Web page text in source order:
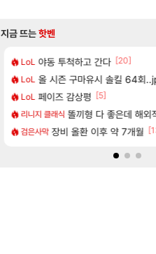
지금 뜨는핫벤
LoL 야동 투척하고 간다 [20]
LoL 올 시즌 구마유시 솔킬 64회
LoL 페이즈 감상평 [5]
리니지 클래식 똘끼형 다 좋은데 해외작업장 도와
검은사막 장비 올환 이후 약 7개월
해외겜 메모리 3사, 2027년 생산
아스오라 아사쿠라 마이 성우 정보
아스오라 아스오라 성우 정보 및 출
아스오라 아키츠 아키나 성우 정
비스트 모든 성소 위치 공략 (40개)